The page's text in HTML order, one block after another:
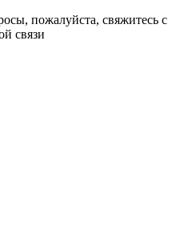
пожалуйста, свяжитесь с
связи